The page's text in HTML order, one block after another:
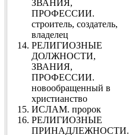
ЗВАНИЯ,
ПРОФЕССИИ.
строитель, создатель,
владелец
РЕЛИГИОЗНЫЕ
ДОЛЖНОСТИ,
ЗВАНИЯ,
ПРОФЕССИИ.
новообращенный в
христианство
ИСЛАМ. пророк
РЕЛИГИОЗНЫЕ
ПРИНАДЛЕЖНОСТИ.